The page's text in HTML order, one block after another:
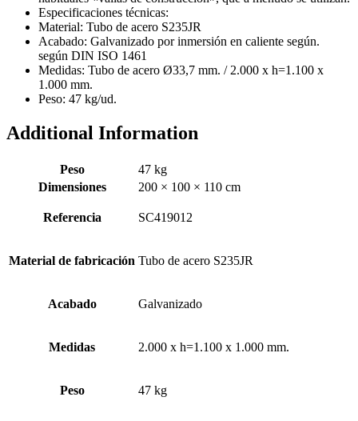
Especificaciones técnicas:
Material: Tubo de acero S235JR
Acabado: Galvanizado por inmersión en caliente según.
según DIN ISO 1461
Medidas: Tubo de acero Ø33,7 mm. / 2.000 x h=1.100 x
1.000 mm.
Peso: 47 kg/ud.
Additional Information
Peso
47 kg
Dimensiones
200 × 100 × 110 cm
Referencia SC419012
Material de fabricación Tubo de acero S235JR
Acabado Galvanizado
Medidas 2.000 x h=1.100 x 1.000 mm.
Peso 47 kg